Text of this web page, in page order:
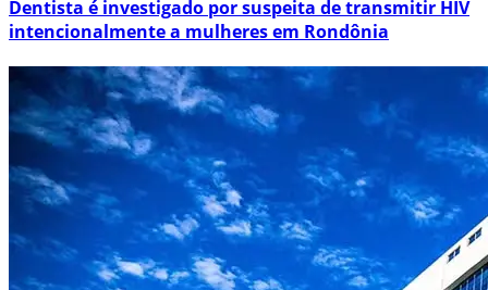
Dentista é investigado por suspeita de transmitir HIV
intencionalmente a mulheres em Rondônia